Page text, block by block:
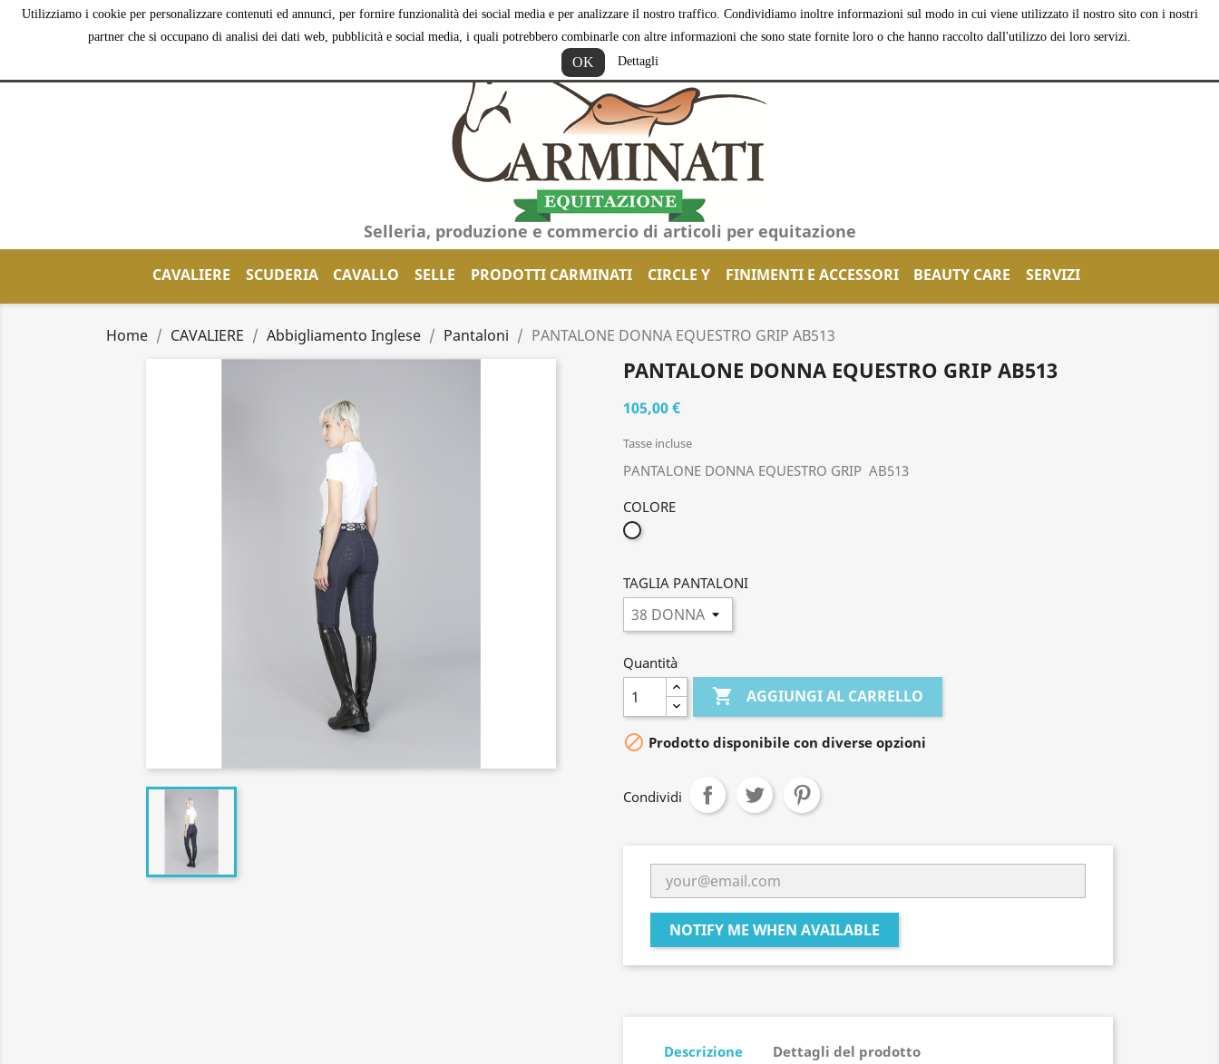
Utilizziamo i cookie per personalizzare contenuti ed annunci, per fornire funzionalità dei social media e per analizzare il nostro traffico. Condividiamo inoltre informazioni sul modo in cui viene utilizzato il nostro sito con i nostri
partner che si occupano di analisi dei dati web, pubblicità e social media, i quali potrebbero combinarle con altre informazioni che sono state fornite loro o che hanno raccolto dall'utilizzo dei loro servizi.
OK Dettagli
 Accedi shopping_cart Carrello(0)
Selleria, produzione e commercio di articoli per equitazione
CAVALIERE SCUDERIA CAVALLO SELLE PRODOTTI CARMINATI CIRCLE Y FINIMENTI E ACCESSORI BEAUTY CARE SERVIZI
Home CAVALIERE Abbigliamento Inglese Pantaloni PANTALONE DONNA EQUESTRO GRIP AB513
PANTALONE DONNA EQUESTRO GRIP AB513
105,00 €
Tasse incluse
PANTALONE DONNA EQUESTRO GRIP AB513
COLORE
BIANCO
TAGLIA PANTALONI
Quantità
 AGGIUNGI AL CARRELLO
 Prodotto disponibile con diverse opzioni
Condividi
NOTIFY ME WHEN AVAILABLE
Descrizione Dettagli del prodotto